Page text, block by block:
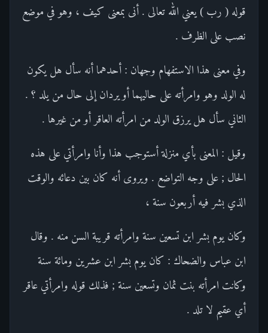
قوله ( رب ) يعني الله تعالى . أنى بمعنى كيف ، وهو في موضع
نصب على الظرف .
وفي معنى هذا الاستفهام وجهان : أحدهما أنه سأل هل يكون
له الولد وهو وامرأته على حاليهما أو يردان إلى حال من يلد ؟ .
الثاني سأل هل يرزق الولد من امرأته العاقر أو من غيرها .
وقيل : المعنى بأي منزلة أستوجب هذا وأنا وامرأتي على هذه
الحال ; على وجه التواضع . ويروى أنه كان بين دعائه والوقت
الذي بشر فيه أربعون سنة ،
وكان يوم بشر ابن تسعين سنة وامرأته قريبة السن منه . وقال
ابن عباس والضحاك : كان يوم بشر ابن عشرين ومائة سنة
وكانت امرأته بنت ثمان وتسعين سنة ; فذلك قوله وامرأتي عاقر
أي عقيم لا تلد .